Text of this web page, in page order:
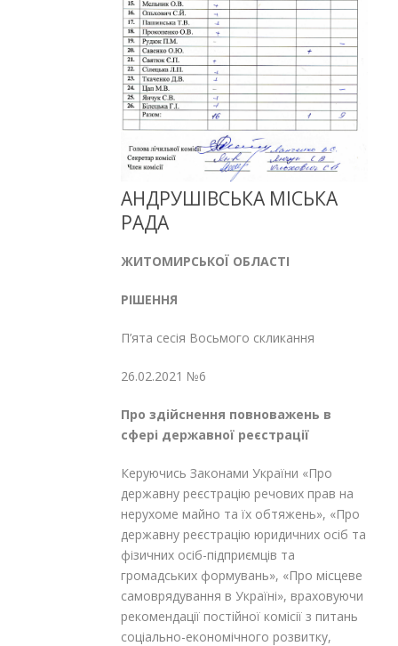
АНДРУШІВСЬКА МІСЬКА
РАДА
ЖИТОМИРСЬКОЇ ОБЛАСТІ
РІШЕННЯ
П’ята сесія Восьмого скликання
26.02.2021 №6
Про здійснення повноважень в
сфері державної реєстрації
Керуючись Законами України «Про
державну реєстрацію речових прав на
нерухоме майно та їх обтяжень», «Про
державну реєстрацію юридичних осіб та
фізичних осіб-підприємців та
громадських формувань», «Про місцеве
самоврядування в Україні», враховуючи
рекомендації постійної комісії з питань
соціально-економічного розвитку,